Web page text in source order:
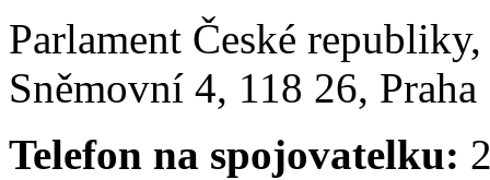
Parlament České
Sněmovní 4, 118 26,
Telefon na spojovatelku: